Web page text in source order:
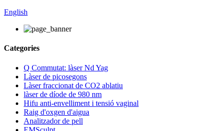
English
Categories
Q Commutat: làser Nd Yag
Làser de picosegons
Làser fraccionat de CO2 ablatiu
làser de díode de 980 nm
Hifu anti-envelliment i tensió vaginal
Raig d'oxgen d'aigua
Analitzador de pell